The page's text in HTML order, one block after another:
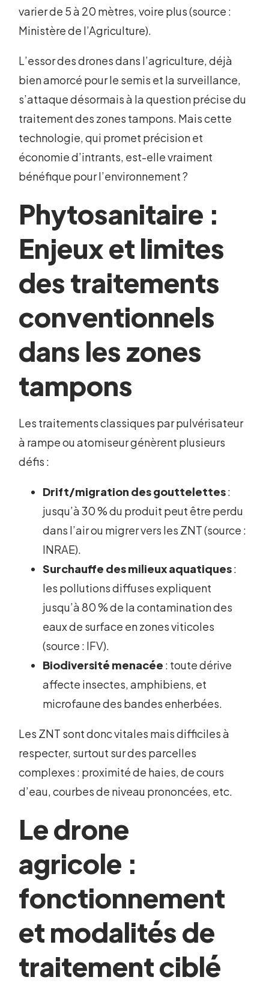
varier de 5 à 20 mètres, voire plus (source :
Ministère de l’Agriculture).
L’essor des drones dans l’agriculture, déjà
bien amorcé pour le semis et la surveillance,
s’attaque désormais à la question précise du
traitement des zones tampons. Mais cette
technologie, qui promet précision et
économie d’intrants, est-elle vraiment
bénéfique pour l’environnement ?
Phytosanitaire :
Enjeux et limites
des traitements
conventionnels
dans les zones
tampons
Les traitements classiques par pulvérisateur
à rampe ou atomiseur génèrent plusieurs
défis :
Drift/migration des gouttelettes:
jusqu’à 30 % du produit peut être perdu
dans l’air ou migrer vers les ZNT (source :
INRAE).
Surchauffe des milieux aquatiques:
les pollutions diffuses expliquent
jusqu’à 80 % de la contamination des
eaux de surface en zones viticoles
(source : IFV).
Biodiversité menacée : toute dérive
affecte insectes, amphibiens, et
microfaune des bandes enherbées.
Les ZNT sont donc vitales mais difficiles à
respecter, surtout sur des parcelles
complexes : proximité de haies, de cours
d’eau, courbes de niveau prononcées, etc.
Le drone
agricole :
fonctionnement
et modalités de
traitement ciblé